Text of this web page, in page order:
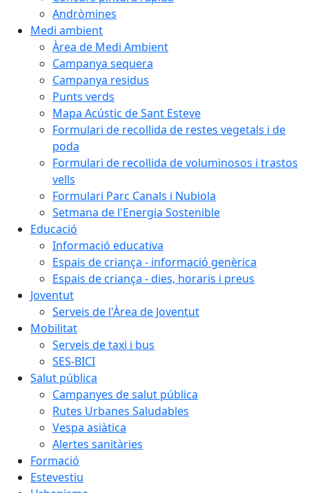
Andròmines
Medi ambient
Àrea de Medi Ambient
Campanya sequera
Campanya residus
Punts verds
Mapa Acústic de Sant Esteve
Formulari de recollida de restes vegetals i de
poda
Formulari de recollida de voluminosos i trastos
vells
Formulari Parc Canals i Nubiola
Setmana de l'Energia Sostenible
Educació
Informació educativa
Espais de criança - informació genèrica
Espais de criança - dies, horaris i preus
Joventut
Serveis de l'Àrea de Joventut
Mobilitat
Serveis de taxi i bus
SES-BICI
Salut pública
Campanyes de salut pública
Rutes Urbanes Saludables
Vespa asiàtica
Alertes sanitàries
Formació
Estevestiu